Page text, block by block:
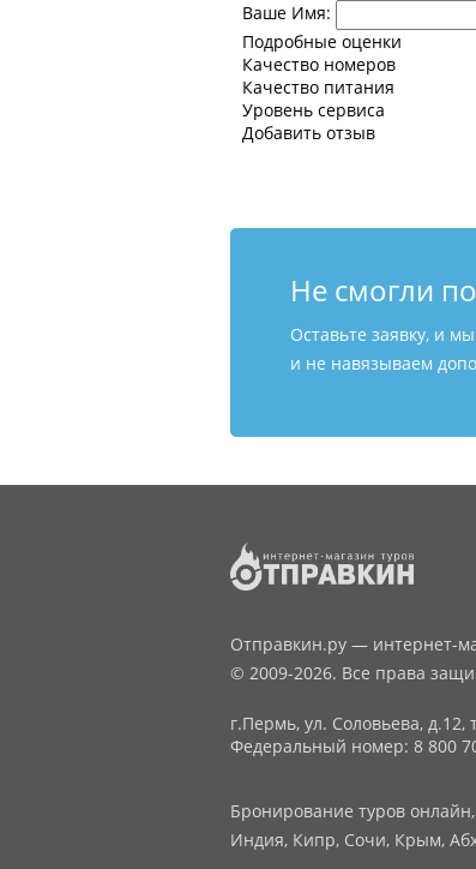
Ваше Имя:
Подробные оценки
Качество номеров
Качество питания
Уровень сервиса
Добавить отзыв
Не смогли
Оставьте заявку, и
и не навязываем
Отправкин.ру — интернет-
© 2009-2026. Все права
г.Пермь, ул. Соловьева, д.12,
Федеральный номер: 8 800
Бронирование туров
Индия, Кипр, Сочи, Крым,